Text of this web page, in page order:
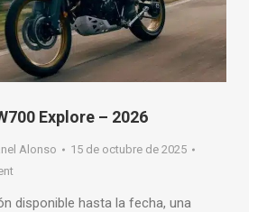
Explore – 2026
Alonso
15 de octubre de 2025
disponible hasta la fecha, una